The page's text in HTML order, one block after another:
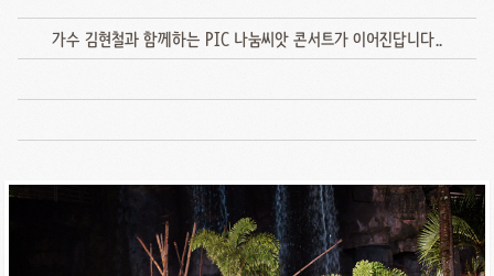
가수 김현철과 함께하는 PIC 나눔씨앗 콘서트가 이어진답니다..